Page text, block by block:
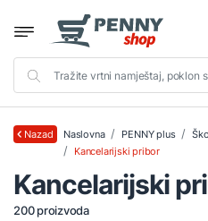
Nazad Naslovna PENNY plus
Kancelarijski pribor
Kancelarijski
200 proizvoda